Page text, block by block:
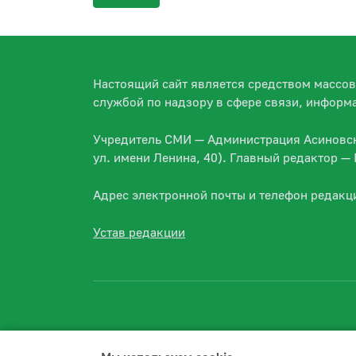
Настоящий сайт является средством
службой по надзору в сфере связи,
Учредитель СМИ — Администрация
ул. имени Ленина, 40). Главный редактор
Адрес электронной почты и телефон
Устав редакции